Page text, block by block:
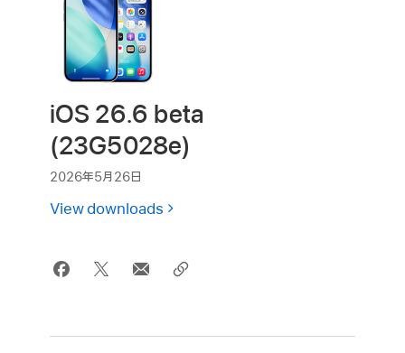
iOS 26.6 beta
(23G5028e)
2026年5月26日
View downloads